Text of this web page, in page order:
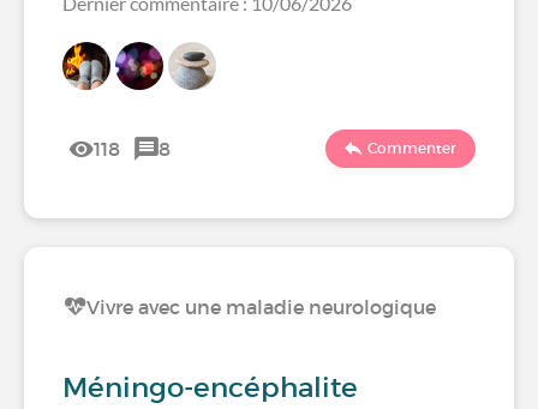
118 8 Commenter
Vivre avec une maladie neurologique
Méningo-encéphalite